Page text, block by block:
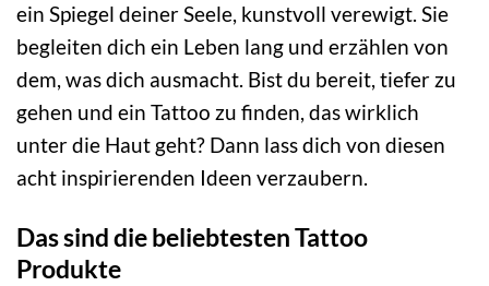
ein Spiegel deiner Seele, kunstvoll verewigt. Sie
begleiten dich ein Leben lang und erzählen von
dem, was dich ausmacht. Bist du bereit, tiefer zu
gehen und ein Tattoo zu finden, das wirklich
unter die Haut geht? Dann lass dich von diesen
acht inspirierenden Ideen verzaubern.
Das sind die beliebtesten Tattoo
Produkte